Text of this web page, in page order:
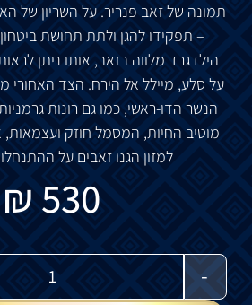
תמונה של זאב פנריר. על השריון של
– תפקידו להגן ולתת תחושת
הילדגרד מלווה בזאב, אותו ניתן
על סלע, ​​מיילל אל הירח. הצד האחורי
הנשר הדו-ראשי, כמו גם רונות
מוטיב החיות, המסמל חוזק ועצמאות,
למזון הגנו זאבים על
530
₪
-